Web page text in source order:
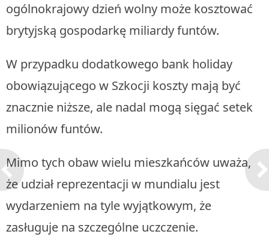
ogólnokrajowy dzień wolny może kosztować
brytyjską gospodarkę miliardy funtów.
W przypadku dodatkowego bank holiday
obowiązującego w Szkocji koszty mają być
znacznie niższe, ale nadal mogą sięgać setek
milionów funtów.
Mimo tych obaw wielu mieszkańców uważa,
że udział reprezentacji w mundialu jest
wydarzeniem na tyle wyjątkowym, że
zasługuje na szczególne uczczenie.